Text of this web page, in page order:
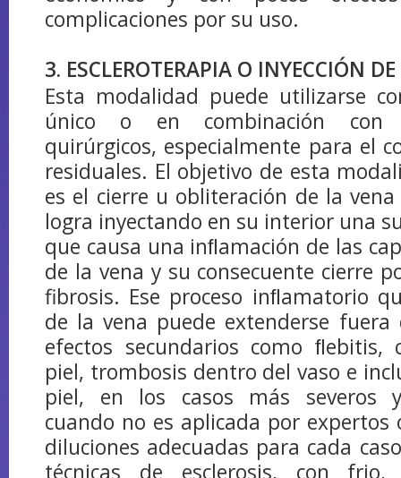
complicaciones por su uso.
3. ESCLEROTERAPIA O INYECCIÓN
Esta modalidad puede utilizarse
único o en combinación con
quirúrgicos, especialmente para el
residuales. El objetivo de esta
es el cierre u obliteración de la
logra inyectando en su interior una
que causa una inﬂamación de las
de la vena y su consecuente cierre
fibrosis. Ese proceso inﬂamatorio
de la vena puede extenderse fuera
efectos secundarios como ﬂebitis,
piel, trombosis dentro del vaso e
piel, en los casos más severos
cuando no es aplicada por expertos
diluciones adecuadas para cada
técnicas de esclerosis, con frio,